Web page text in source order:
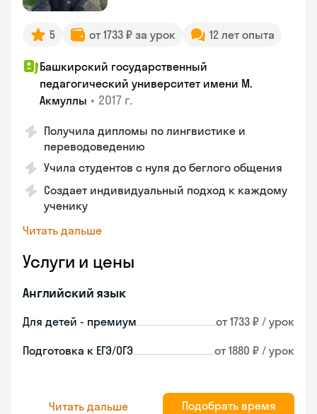
5 от 1733 ₽ за урок 12 лет опыта
Башкирский государственный
педагогический университет имени М.
Акмуллы • 2017 г.
Получила дипломы по лингвистике и
переводоведению
Учила студентов с нуля до беглого общения
Создает индивидуальный подход к каждому
ученику
Читать дальше
Услуги и цены
Английский язык
Для детей - премиум от 1733 ₽ / урок
Подготовка к ЕГЭ/ОГЭ от 1880 ₽ / урок
Читать дальше Подобрать время